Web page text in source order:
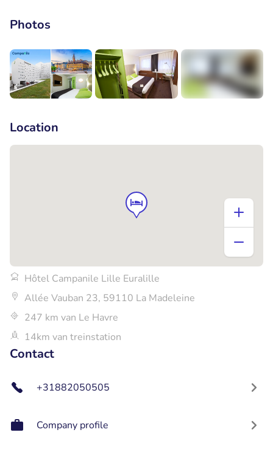
Photos
Location
Hôtel Campanile Lille Euralille
Allée Vauban 23, 59110 La Madeleine
247 km van Le Havre
14km van treinstation
Contact
+31882050505
Company profile